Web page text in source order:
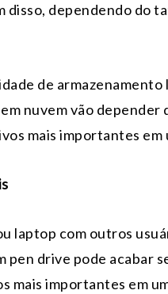
disso, dependendo do
de
nuvem vão depender
mais importantes em
laptop com outros
pen drive pode acabar
mais importantes em